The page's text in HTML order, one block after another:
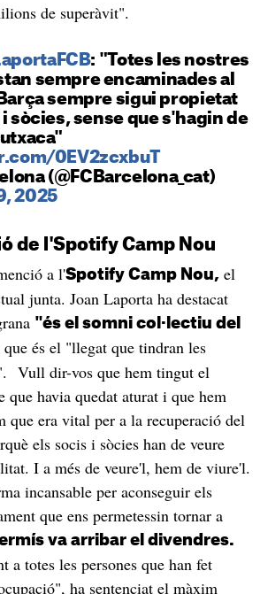
de superàvit".
: "Totes les nostres
sempre encaminades al
sempre sigui propietat
sòcies, sense que s'hagin de
0EV2zcxbuT
(@FCBarcelona_cat)
2025
de l'Spotify Camp Nou
a l'Spotify Camp Nou, el
junta. Joan Laporta ha destacat
"és el somni col·lectiu del
és el "llegat que tindran les
Vull dir-vos que hem tingut el
que havia quedat aturat i que hem
que era vital per a la recuperació del
els socis i sòcies han de veure
I a més de veure'l, hem de viure'l.
incansable per aconseguir els
que ens permetessin tornar a
va arribar el divendres.
a totes les persones que han fet
ha sentenciat el màxim